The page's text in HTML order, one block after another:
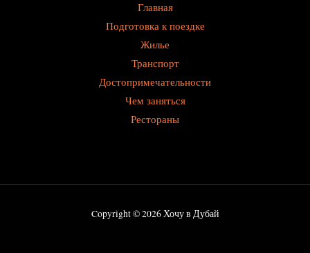
Главная
Подготовка к поездке
Жилье
Транспорт
Достопримечательности
Чем заняться
Рестораны
Copyright © 2026 Хочу в Дубай